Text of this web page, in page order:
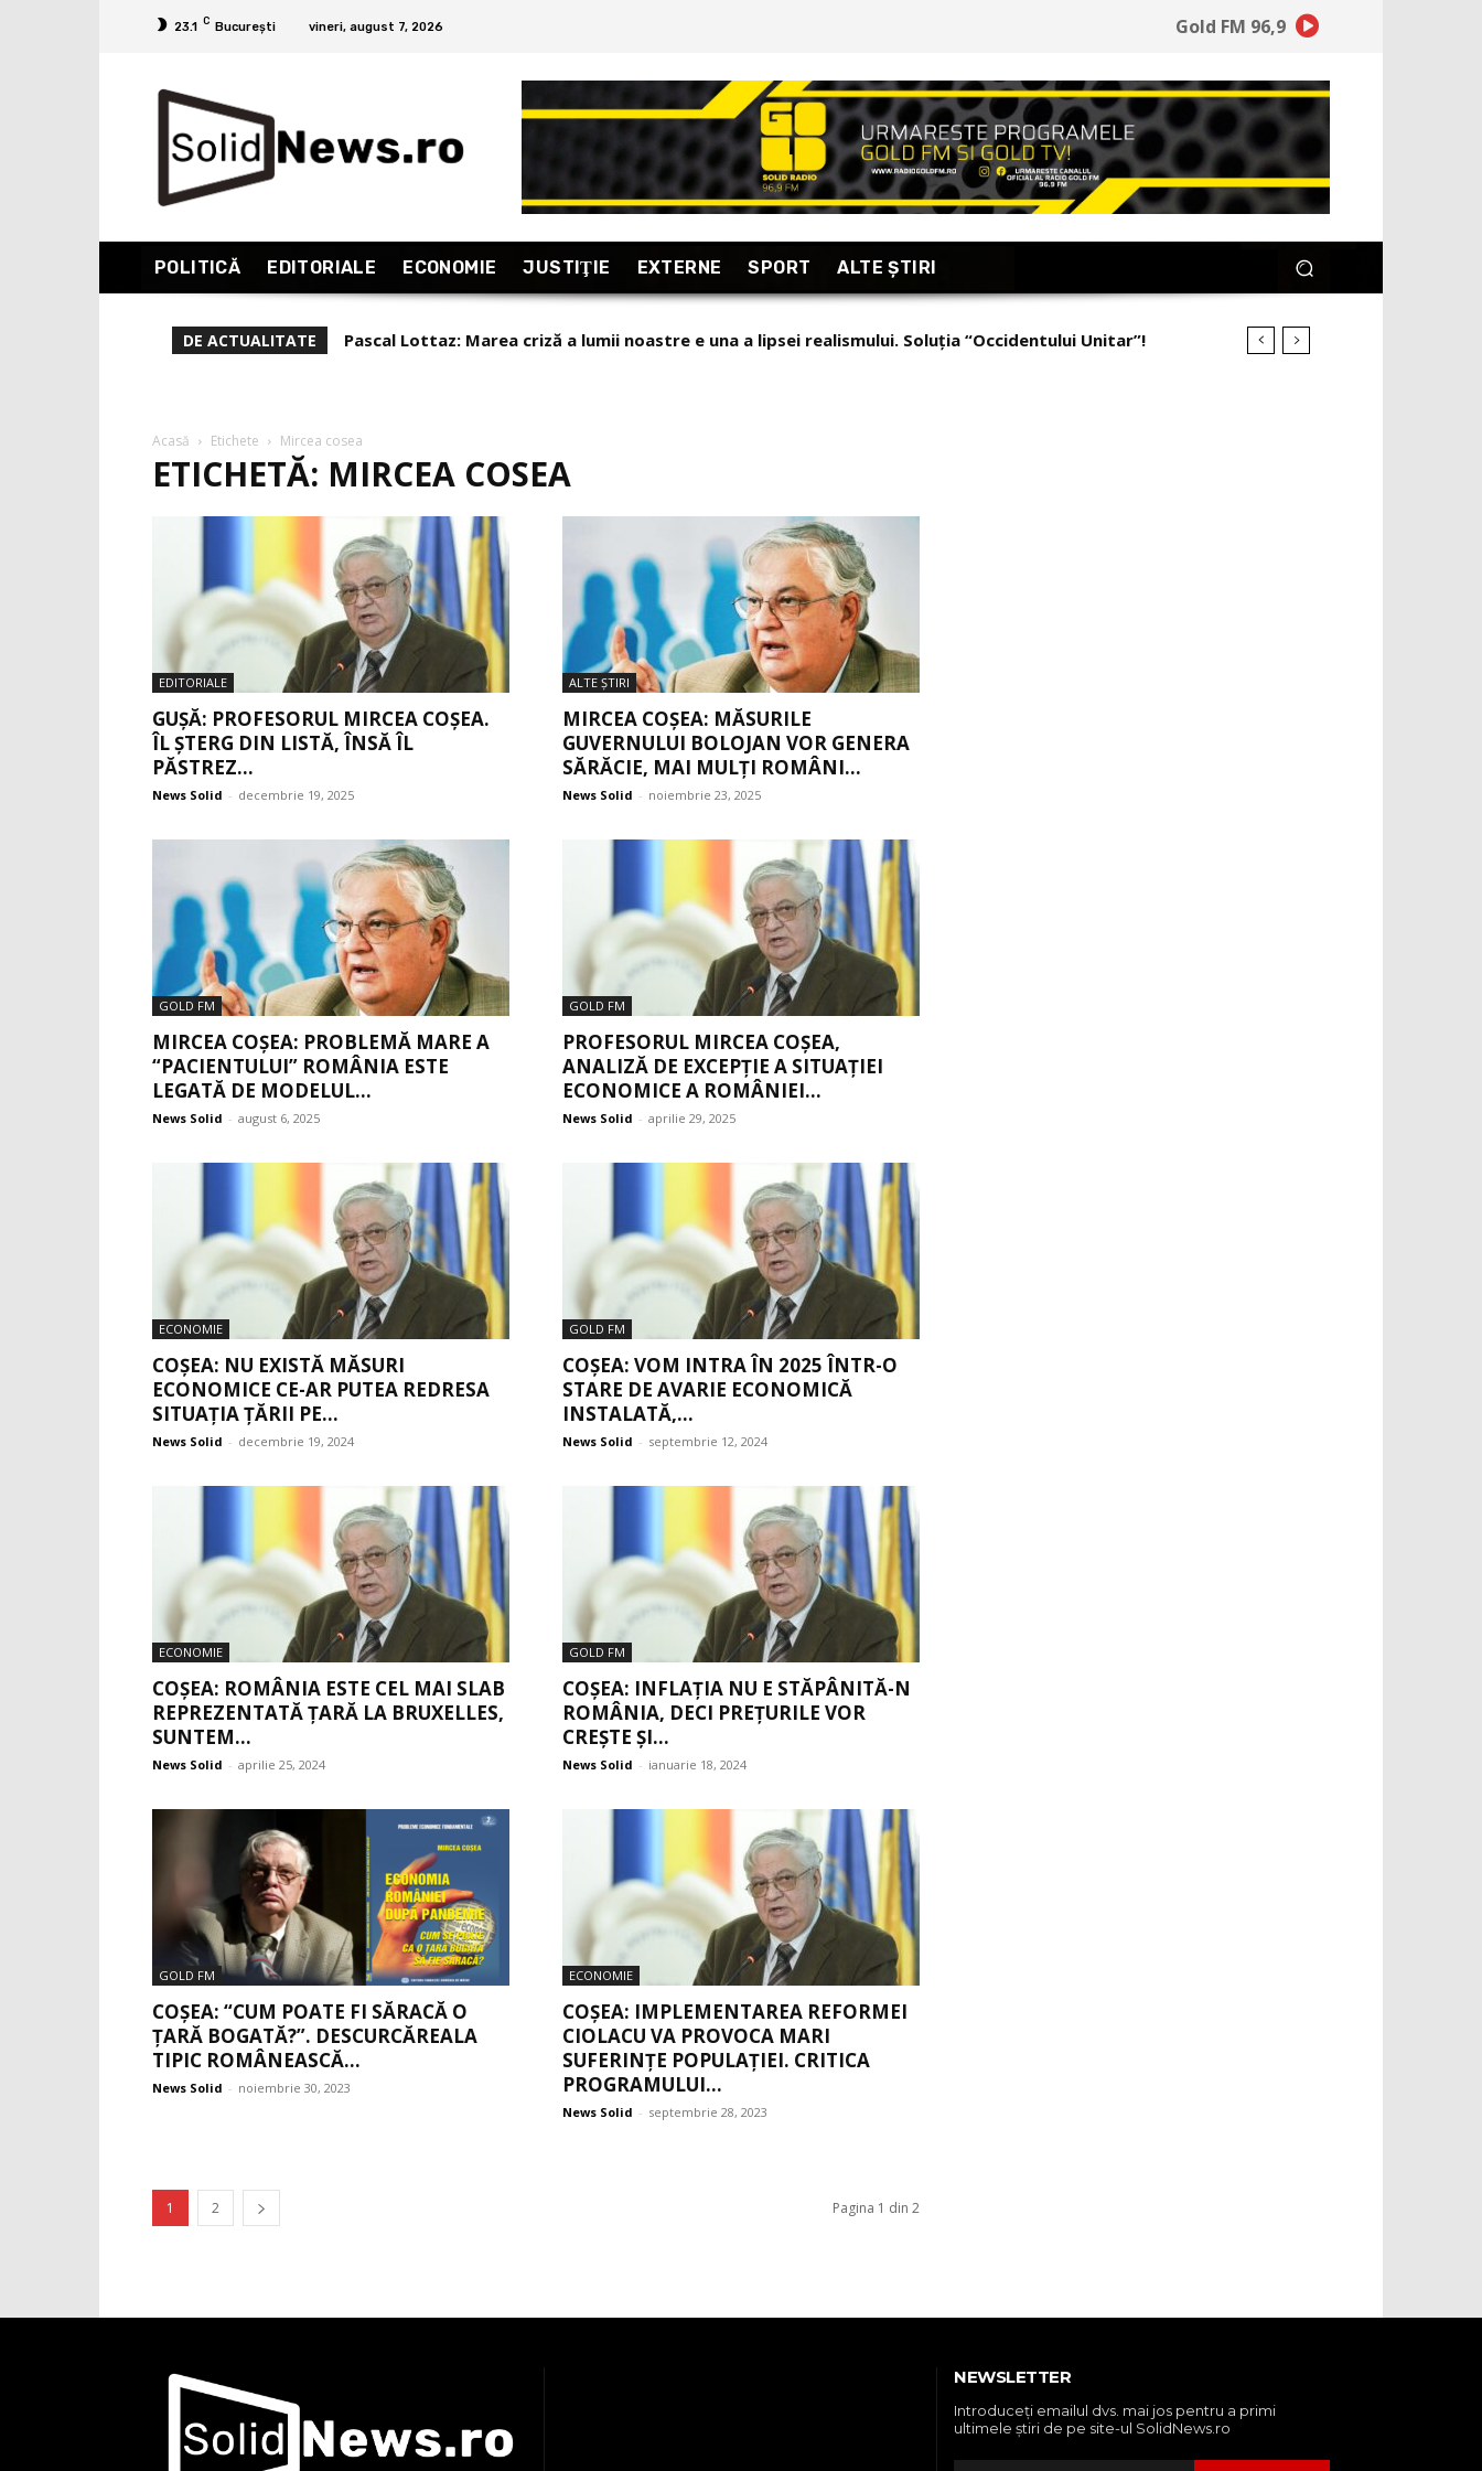
23.1 C București vineri, august 7, 2026 Gold FM 96,9
POLITICĂ EDITORIALE ECONOMIE JUSTIŢIE EXTERNE SPORT ALTE ŞTIRI
DE ACTUALITATE Pascal Lottaz: Marea criză a lumii noastre e una a lipsei realismului. Soluția “Occidentului Unitar”!
Liviu Alexa, reportaj excepțional din Armenia, “țara care se uită în fiecare dimineață la ce a pierdut”!
Acasă Etichete Mircea cosea
ETICHETĂ: MIRCEA COSEA
EDITORIALE
GUȘĂ: PROFESORUL MIRCEA COȘEA.
ÎL ȘTERG DIN LISTĂ, ÎNSĂ ÎL
PĂSTREZ...
News Solid - decembrie 19, 2025
ALTE ŞTIRI
MIRCEA COȘEA: MĂSURILE
GUVERNULUI BOLOJAN VOR GENERA
SĂRĂCIE, MAI MULȚI ROMÂNI...
News Solid - noiembrie 23, 2025
GOLD FM
MIRCEA COȘEA: PROBLEMĂ MARE A
“PACIENTULUI” ROMÂNIA ESTE
LEGATĂ DE MODELUL...
News Solid - august 6, 2025
GOLD FM
PROFESORUL MIRCEA COȘEA,
ANALIZĂ DE EXCEPȚIE A SITUAȚIEI
ECONOMICE A ROMÂNIEI...
News Solid - aprilie 29, 2025
ECONOMIE
COȘEA: NU EXISTĂ MĂSURI
ECONOMICE CE-AR PUTEA REDRESA
SITUAȚIA ȚĂRII PE...
News Solid - decembrie 19, 2024
GOLD FM
COȘEA: VOM INTRA ÎN 2025 ÎNTR-O
STARE DE AVARIE ECONOMICĂ
INSTALATĂ,...
News Solid - septembrie 12, 2024
ECONOMIE
COȘEA: ROMÂNIA ESTE CEL MAI SLAB
REPREZENTATĂ ȚARĂ LA BRUXELLES,
SUNTEM...
News Solid - aprilie 25, 2024
GOLD FM
COȘEA: INFLAȚIA NU E STĂPÂNITĂ-N
ROMÂNIA, DECI PREȚURILE VOR
CREȘTE ȘI...
News Solid - ianuarie 18, 2024
GOLD FM
COȘEA: “CUM POATE FI SĂRACĂ O
ȚARĂ BOGATĂ?”. DESCURCĂREALA
TIPIC ROMÂNEASCĂ...
News Solid - noiembrie 30, 2023
ECONOMIE
COȘEA: IMPLEMENTAREA REFORMEI
CIOLACU VA PROVOCA MARI
SUFERINȚE POPULAȚIEI. CRITICA
PROGRAMULUI...
News Solid - septembrie 28, 2023
1 2 Pagina 1 din 2
NEWSLETTER
Introduceţi emailul dvs. mai jos pentru a primi
ultimele ştiri de pe site-ul SolidNews.ro